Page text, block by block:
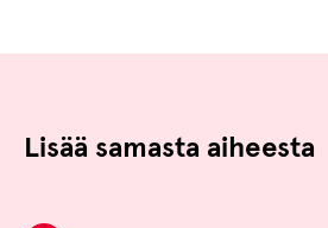
Lisää samasta aiheesta